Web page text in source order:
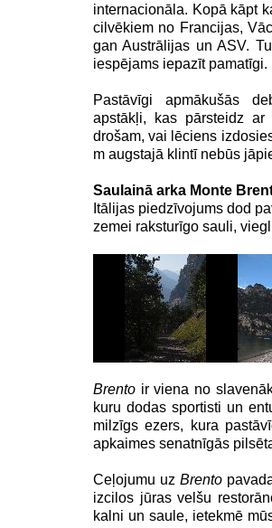
internacionāla. Kopā kāpt
cilvēkiem no Francijas,
gan Austrālijas un ASV.
iespējams iepazīt pamatīgi.
Pastāvīgi apmākušās
apstākļi, kas pārsteidz
drošam, vai lēciens
m augstajā klintī nebūs
Saulainā arka Monte
Itālijas piedzīvojums dod
zemei raksturīgo sauli,
Brento ir viena no
kuru dodas sportisti un
milzīgs ezers, kura
apkaimes senatnīgās
Ceļojumu uz Brento
izcilos jūras velšu
kalni un saule, ietekmē